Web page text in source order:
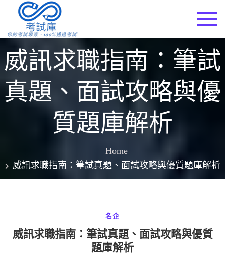
content
威訊求職指南：筆試
真題、面試攻略與優
質題庫解析
Home
威訊求職指南：筆試真題、面試攻略與優質題庫解析
名企
威訊求職指南：筆試真題、面試攻略與優質
題庫解析